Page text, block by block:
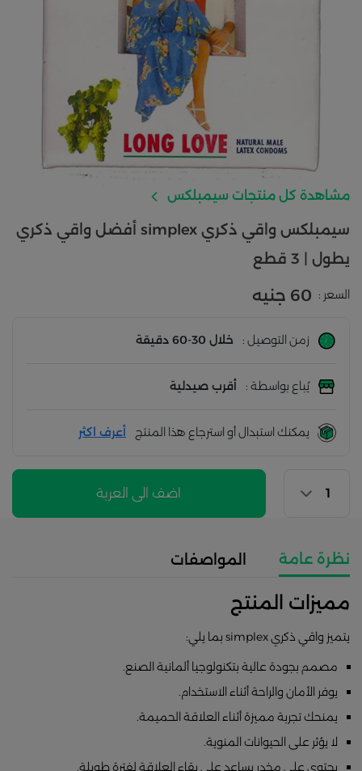
مشاهدة كل منتجات سيمبلكس
سيمبلكس واقي ذكري simplex أفضل واقي ذكري
يطول | 3 قطع
السعر : 60 جنيه
زمن التوصيل : خلال 30-60 دقيقة
يُباع بواسطة : أقرب صيدلية
يمكنك استبدال أو استرجاع هذا المنتج أعرف اكثر
اضف الى العربة
نظرة عامة المواصفات
مميزات المنتج
يتميز واقي ذكري simplex بما يلي:
مصمم بجودة عالية بتكنولوجيا ألمانية الصنع.
يوفر الأمان والراحة أثناء الاستخدام.
يمنحك تجربة مميزة أثناء العلاقة الحميمة.
لا يؤثر على الحيوانات المنوية.
يحتوي على مخدر يساعد على بقاء العلاقة لفترة طويلة.